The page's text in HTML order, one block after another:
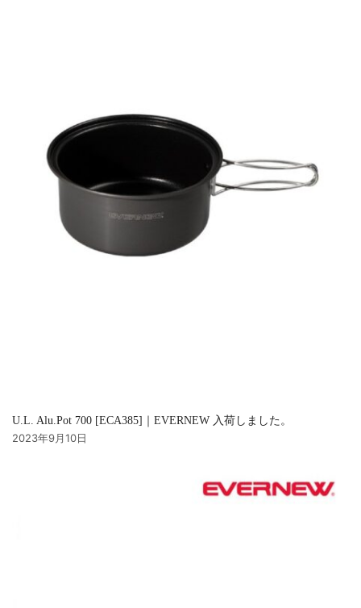
U.L. Alu.Pot 700 [ECA385]｜EVERNEW 入荷しました。
2023年9月10日